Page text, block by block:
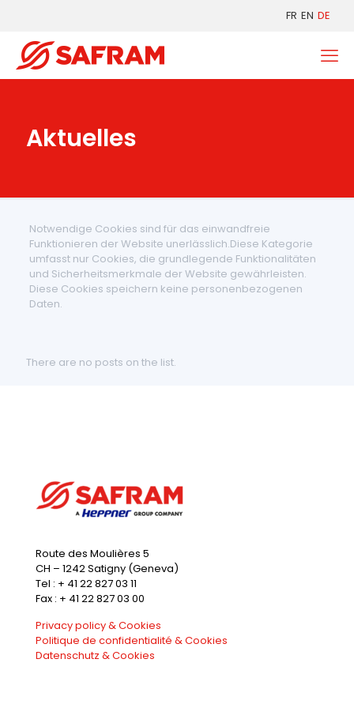
FR EN DE
Aktuelles
Notwendige Cookies sind für das einwandfreie
Funktionieren der Website unerlässlich.Diese Kategorie
umfasst nur Cookies, die grundlegende Funktionalitäten
und Sicherheitsmerkmale der Website gewährleisten.
Diese Cookies speichern keine personenbezogenen
Daten.
There are no posts on the list.
Route des Moulières 5
CH – 1242 Satigny (Geneva)
Tel : + 41 22 827 03 11
Fax : + 41 22 827 03 00
Privacy policy & Cookies
Politique de confidentialité & Cookies
Datenschutz & Cookies